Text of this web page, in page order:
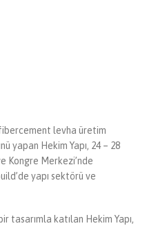
fibercement levha üretim
yapan Hekim Yapı, 24 – 28
Kongre Merkezi’nde
yapı sektörü ve
tasarımla katılan Hekim Yapı,